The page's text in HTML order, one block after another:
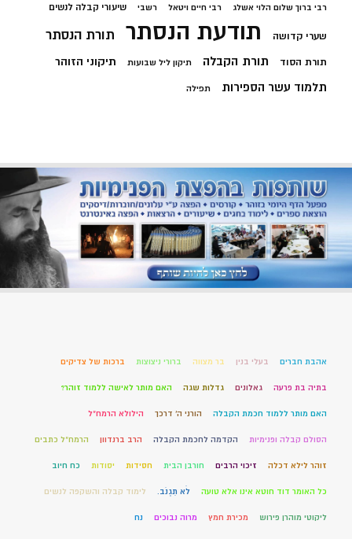
רבי ברוך שלום הלוי אשלג רבי חיים ויטאל רשבי שיעורי קבלה לנשים
שערי קדושה תודעת הנסתר תורת הנסתר
תורת הסוד תורת הקבלה תיקון ליל שבועות תיקוני הזוהר
תלמוד עשר הספירות תפילה
אהבת חברים בעלי בנין בר מצווה ברורי ניצוצות ברכות של צדיקים
בתיה בת פרעה גאלונים גדלות שגה האם מותר לאישה ללמוד זוהר?
האם מותר ללמוד חכמת הקבלה הורני ה' דרכך הילולא הרמח"ל
הסולם קבלה ופנימיות הקדמה לחכמת הקבלה הרב ברנדוון הרמח"ל כתבים
זוהר לילא דכלה זיכוי הרבים חורבן הבית חסידות יסודות כח חיוב
כל האומר דוד חוטא אינו אלא טועה לֹא תִגְנֹב. לימוד קבלה והשקפה לנשים
ליקוטי מוהרן פירוש מכירת חמץ מרוה נבוכים נח